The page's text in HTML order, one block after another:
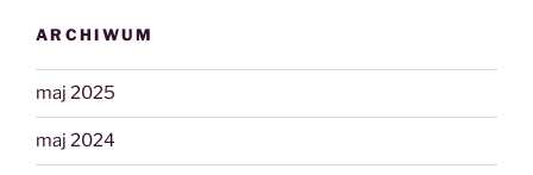
ARCHIWUM
maj 2025
maj 2024